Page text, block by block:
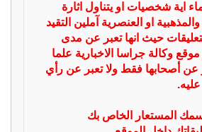
اية شخصيات او يتناول اثارة
او العنصرية آملين التقيد
حيث انها تعبر عن مدى
وكالة جراسا الاخبارية علما
عن أصحابها فقط ولا تعبر عن رأي
عليه.
المستعار الخاص بك